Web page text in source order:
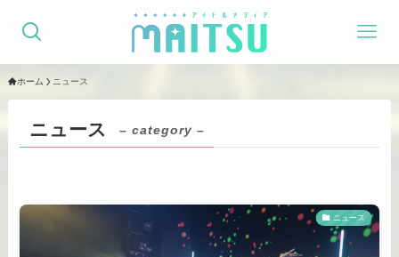
ホーム ニュース
ニュース – category –
ニュース